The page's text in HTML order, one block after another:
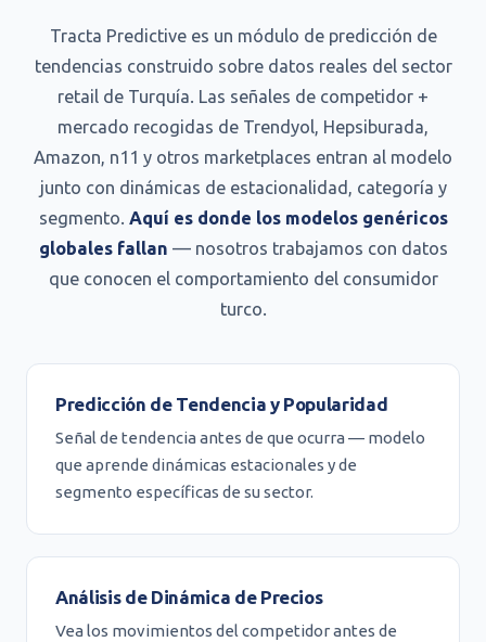
Tracta Predictive es un módulo de predicción de
tendencias construido sobre datos reales del sector
retail de Turquía. Las señales de competidor +
mercado recogidas de Trendyol, Hepsiburada,
Amazon, n11 y otros marketplaces entran al modelo
junto con dinámicas de estacionalidad, categoría y
segmento. Aquí es donde los modelos genéricos
globales fallan — nosotros trabajamos con datos
que conocen el comportamiento del consumidor
turco.
Predicción de Tendencia y Popularidad
Señal de tendencia antes de que ocurra — modelo
que aprende dinámicas estacionales y de
segmento específicas de su sector.
Análisis de Dinámica de Precios
Vea los movimientos del competidor antes de